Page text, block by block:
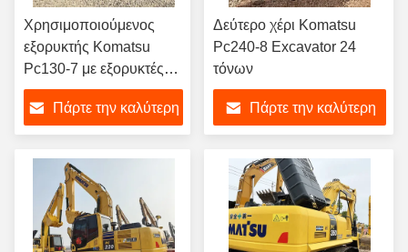
Χρησιμοποιούμενος
εξορυκτής Komatsu
Pc130-7 με εξορυκτές
13 τόνων
Πάρτε την καλύτερη
Δεύτερο χέρι Komatsu
Pc240-8 Excavator 24
τόνων
Πάρτε την καλύτερη